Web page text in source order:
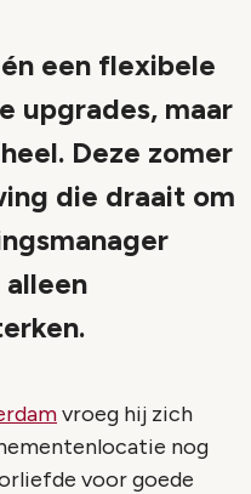
een flexibele
upgrades, maar
Deze zomer
die draait om
vroeg hij zich
nog
voor goede